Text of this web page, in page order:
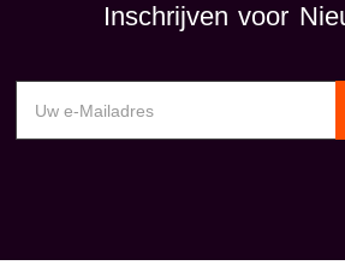
Inschrijven voor